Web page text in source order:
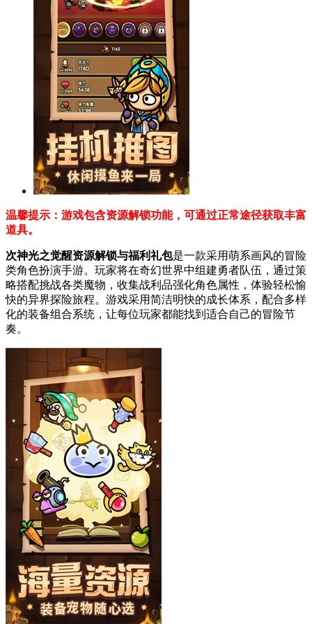
温馨提示：游戏包含资源解锁功能，可通过正常途径获取丰富
道具。
次神光之觉醒资源解锁与福利礼包是一款采用萌系画风的冒险
类角色扮演手游。玩家将在奇幻世界中组建勇者队伍，通过策
略搭配挑战各类魔物，收集战利品强化角色属性，体验轻松愉
快的异界探险旅程。游戏采用简洁明快的成长体系，配合多样
化的装备组合系统，让每位玩家都能找到适合自己的冒险节
奏。